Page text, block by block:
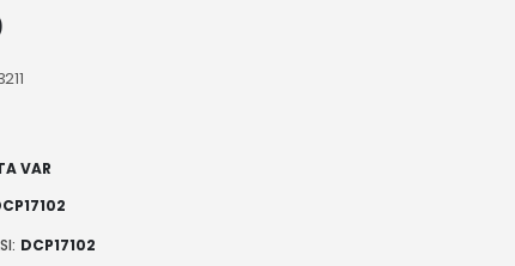
VAR
DCP17102